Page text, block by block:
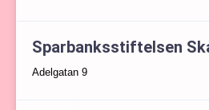
Sparbanksstiftelsen
Adelgatan 9